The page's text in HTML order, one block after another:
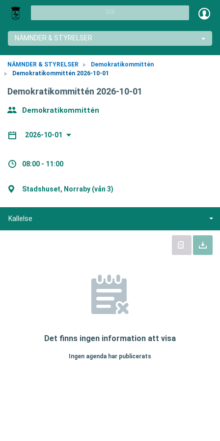
Sök
NÄMNDER & STYRELSER
NÄMNDER & STYRELSER
Demokratikommittén
Demokratikommittén 2026-10-01
Demokratikommittén 2026-10-01
Demokratikommittén
2026-10-01
08:00 - 11:00
Stadshuset, Norraby (vån 3)
Kallelse
Det finns ingen information att visa
Ingen agenda har publicerats